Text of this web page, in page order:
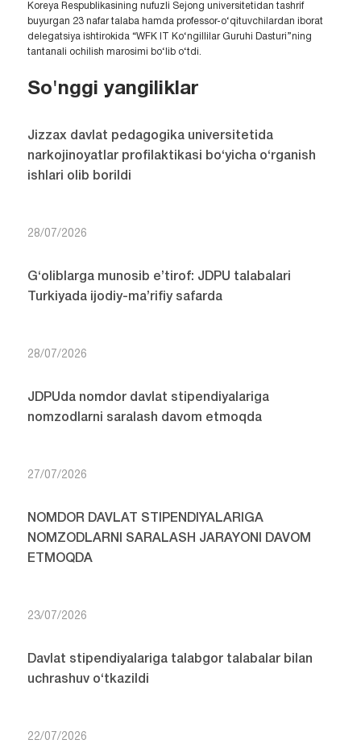
Koreya Respublikasining nufuzli Sejong universitetidan tashrif
buyurgan 23 nafar talaba hamda professor-o‘qituvchilardan iborat
delegatsiya ishtirokida “WFK IT Ko‘ngillilar Guruhi Dasturi”ning
tantanali ochilish marosimi bo‘lib o‘tdi.
So'nggi yangiliklar
Jizzax davlat pedagogika universitetida
narkojinoyatlar profilaktikasi bo‘yicha o‘rganish
ishlari olib borildi
28/07/2026
G‘oliblarga munosib e’tirof: JDPU talabalari
Turkiyada ijodiy-ma’rifiy safarda
28/07/2026
JDPUda nomdor davlat stipendiyalariga
nomzodlarni saralash davom etmoqda
27/07/2026
NOMDOR DAVLAT STIPENDIYALARIGA
NOMZODLARNI SARALASH JARAYONI DAVOM
ETMOQDA
23/07/2026
Davlat stipendiyalariga talabgor talabalar bilan
uchrashuv o‘tkazildi
22/07/2026